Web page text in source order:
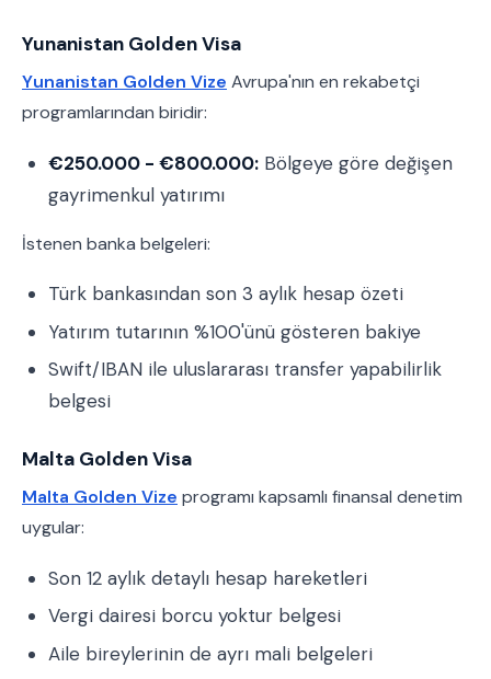
Yunanistan Golden Visa
Yunanistan Golden Vize Avrupa'nın en rekabetçi
programlarından biridir:
€250.000 - €800.000: Bölgeye göre değişen
gayrimenkul yatırımı
İstenen banka belgeleri:
Türk bankasından son 3 aylık hesap özeti
Yatırım tutarının %100'ünü gösteren bakiye
Swift/IBAN ile uluslararası transfer yapabilirlik
belgesi
Malta Golden Visa
Malta Golden Vize programı kapsamlı finansal denetim
uygular:
Son 12 aylık detaylı hesap hareketleri
Vergi dairesi borcu yoktur belgesi
Aile bireylerinin de ayrı mali belgeleri